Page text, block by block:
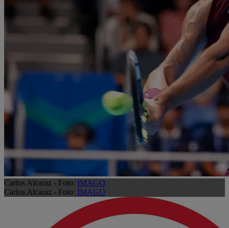
Carlos Alcaraz - Foto: IMAGO
Carlos Alcaraz - Foto: IMAGO